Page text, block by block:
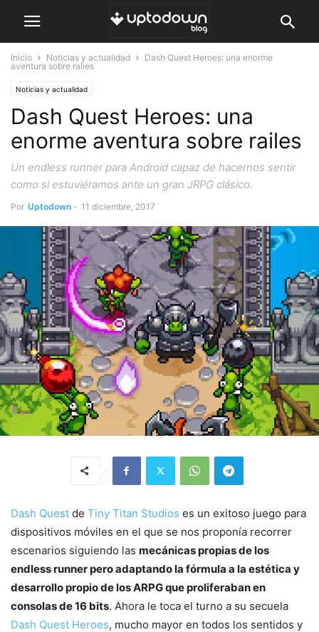
Inicio Noticias y actualidad
Dash Quest Heroes: una enorme
aventura sobre railes
Noticias y actualidad
Dash Quest Heroes: una
enorme aventura sobre railes
Un endless runner para Android capaz de hacernos sentir
como si estuviéramos ante un gran JRPG clásico.
Por Uptodown - 11 diciembre, 2017
Dash Quest de Tiny Titan Studios es un exitoso juego para
dispositivos móviles en el que se nos proponía recorrer
escenarios siguiendo las mecánicas propias de los
endless runner pero adaptando la fórmula a la estética y
desarrollo propio de los ARPG que proliferaban en
consolas de 16 bits. Ahora le toca el turno a su secuela
Dash Quest Heroes, mucho mayor en todos los sentidos y